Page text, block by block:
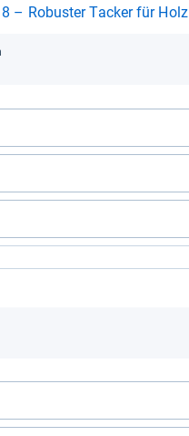
– Robus­ter Tacker für Holz